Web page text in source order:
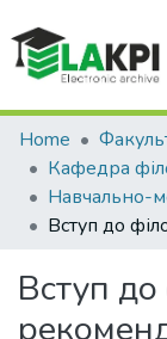
Communities &
All of DSpace
Statistics
Home
Кафедра
Вступ до